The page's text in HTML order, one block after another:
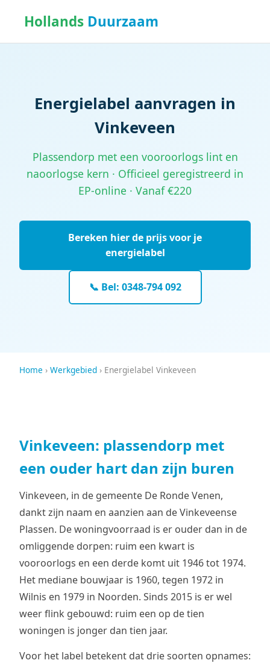
Hollands Duurzaam
Energielabel aanvragen in
Vinkeveen
Plassendorp met een vooroorlogs lint en
naoorlogse kern · Officieel geregistreerd in
EP-online · Vanaf €220
Bereken hier de prijs voor je
energielabel
📞 Bel: 0348-794 092
Home › Werkgebied › Energielabel Vinkeveen
Vinkeveen: plassendorp met
een ouder hart dan zijn buren
Vinkeveen, in de gemeente De Ronde Venen,
dankt zijn naam en aanzien aan de Vinkeveense
Plassen. De woningvoorraad is er ouder dan in de
omliggende dorpen: ruim een kwart is
vooroorlogs en een derde komt uit 1946 tot 1974.
Het mediane bouwjaar is 1960, tegen 1972 in
Wilnis en 1979 in Noorden. Sinds 2015 is er wel
weer flink gebouwd: ruim een op de tien
woningen is jonger dan tien jaar.
Voor het label betekent dat drie soorten opnames: